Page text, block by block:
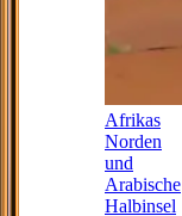
Afrikas
Norden
und
Arabische
Halbinsel